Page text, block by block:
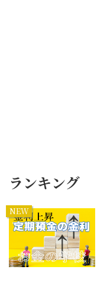
ランキング
NEW